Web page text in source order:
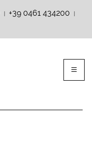
+39 0461 434200